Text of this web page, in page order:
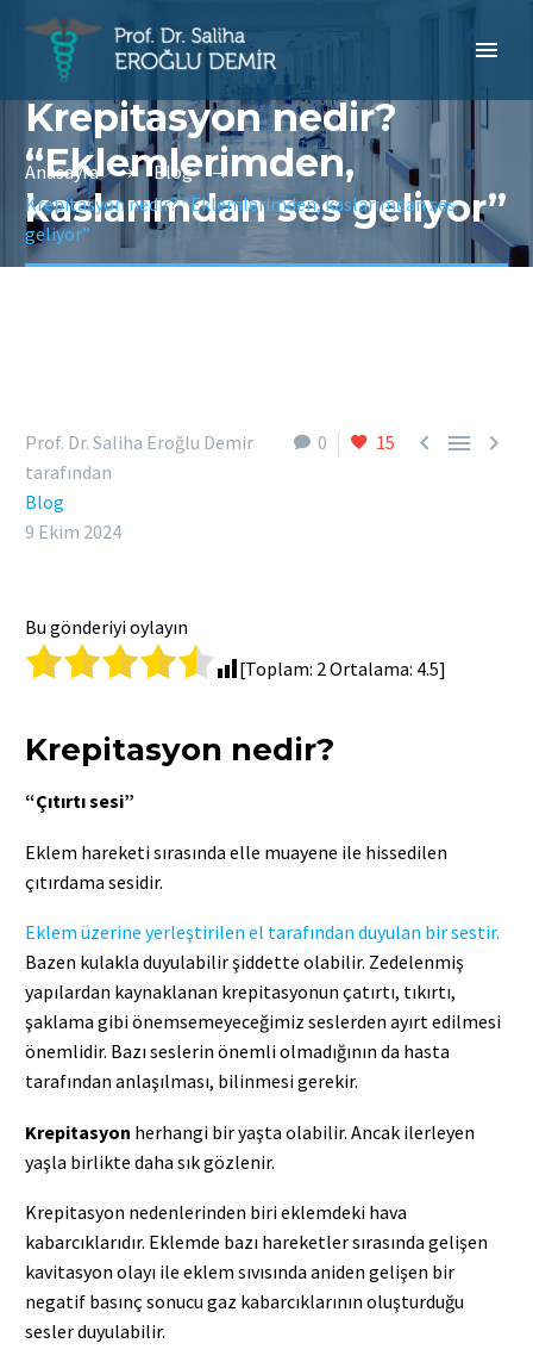
Krepitasyon nedir?
“Eklemlerimden,
kaslarımdan ses geliyor”
Anasayfa
Blog
Krepitasyon nedir? “Eklemlerimden, kaslarımdan ses
geliyor”
0 15   
Prof. Dr. Saliha Eroğlu Demir
tarafından
Blog
9 Ekim 2024
Bu gönderiyi oylayın
[Toplam: 2Ortalama: 4.5]
Krepitasyon nedir?
“Çıtırtı sesi”
Eklem hareketi sırasında elle muayene ile hissedilen
çıtırdama sesidir.
Eklem üzerine yerleştirilen el tarafından duyulan bir sestir.
Bazen kulakla duyulabilir şiddette olabilir. Zedelenmiş
yapılardan kaynaklanan krepitasyonun çatırtı, tıkırtı,
şaklama gibi önemsemeyeceğimiz seslerden ayırt edilmesi
önemlidir. Bazı seslerin önemli olmadığının da hasta
tarafından anlaşılması, bilinmesi gerekir.
Krepitasyon herhangi bir yaşta olabilir. Ancak ilerleyen
yaşla birlikte daha sık gözlenir.
Krepitasyon nedenlerinden biri eklemdeki hava
kabarcıklarıdır. Eklemde bazı hareketler sırasında gelişen
kavitasyon olayı ile eklem sıvısında aniden gelişen bir
negatif basınç sonucu gaz kabarcıklarının oluşturduğu
sesler duyulabilir.